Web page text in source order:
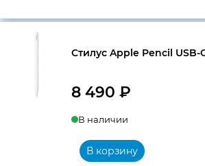
Стилус Apple Pencil USB-
8 490 ₽
В наличии
В корзину